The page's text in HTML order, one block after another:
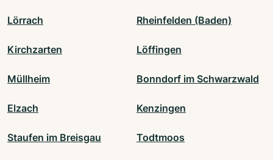
Lörrach Rheinfelden (Baden)
Kirchzarten Löffingen
Müllheim Bonndorf im Schwarzwald
Elzach Kenzingen
Staufen im Breisgau Todtmoos